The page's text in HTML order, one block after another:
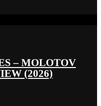
– MOLOTOV
(2026)